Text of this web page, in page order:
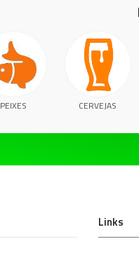
PEIXES CERVEJAS
Links